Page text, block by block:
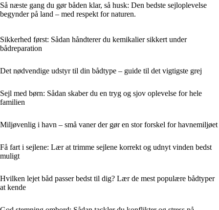
Så næste gang du gør båden klar, så husk: Den bedste sejloplevelse
begynder på land – med respekt for naturen.
Sikkerhed først: Sådan håndterer du kemikalier sikkert under
bådreparation
Det nødvendige udstyr til din bådtype – guide til det vigtigste grej
Sejl med børn: Sådan skaber du en tryg og sjov oplevelse for hele
familien
Miljøvenlig i havn – små vaner der gør en stor forskel for havnemiljøet
Få fart i sejlene: Lær at trimme sejlene korrekt og udnyt vinden bedst
muligt
Hvilken lejet båd passer bedst til dig? Lær de mest populære bådtyper
at kende